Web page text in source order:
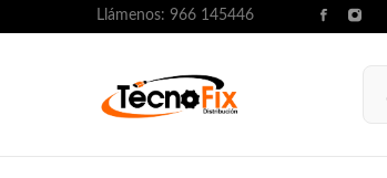
Llámenos: 966 145446